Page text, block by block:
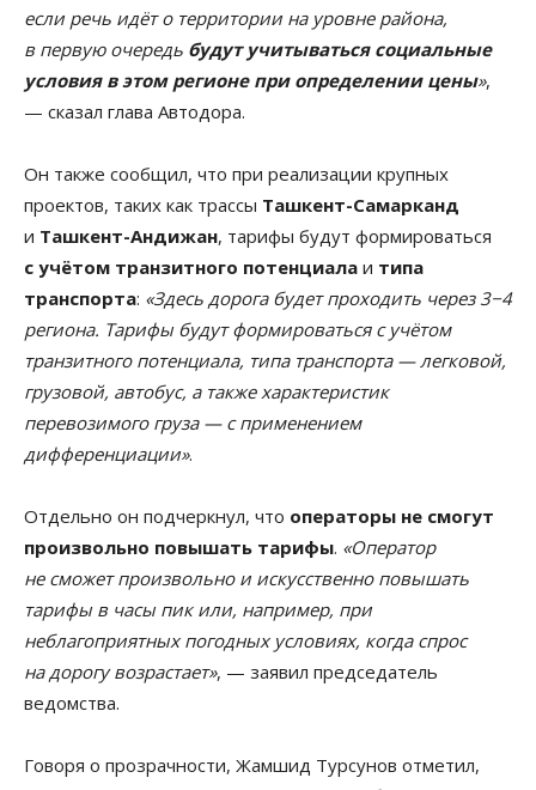
если речь идёт о территории на уровне района,
в первую очередь будут учитываться социальные
условия в этом регионе при определении цены»,
— сказал глава Автодора.
Он также сообщил, что при реализации крупных
проектов, таких как трассы Ташкент-Самарканд
и Ташкент-Андижан, тарифы будут формироваться
с учётом транзитного потенциала и типа
транспорта: «Здесь дорога будет проходить через 3−4
региона. Тарифы будут формироваться с учётом
транзитного потенциала, типа транспорта — легковой,
грузовой, автобус, а также характеристик
перевозимого груза — с применением
дифференциации».
Отдельно он подчеркнул, что операторы не смогут
произвольно повышать тарифы. «Оператор
не сможет произвольно и искусственно повышать
тарифы в часы пик или, например, при
неблагоприятных погодных условиях, когда спрос
на дорогу возрастает», — заявил председатель
ведомства.
Говоря о прозрачности, Жамшид Турсунов отметил,